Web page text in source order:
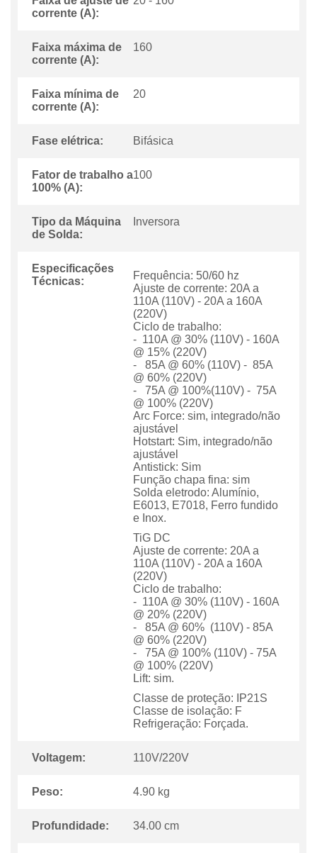
corrente (A):
Faixa máxima de
corrente (A):
160
Faixa mínima de
corrente (A):
20
Fase elétrica: Bifásica
Fator de trabalho a
100% (A):
100
Tipo da Máquina
de Solda:
Inversora
Especificações
Técnicas:
Frequência: 50/60 hz
Ajuste de corrente: 20A a
110A (110V) - 20A a 160A
(220V)
Ciclo de trabalho:
- 110A @ 30% (110V) - 160A
@ 15% (220V)
- 85A @ 60% (110V) - 85A
@ 60% (220V)
- 75A @ 100%(110V) - 75A
@ 100% (220V)
Arc Force: sim, integrado/não
ajustável
Hotstart: Sim, integrado/não
ajustável
Antistick: Sim
Função chapa fina: sim
Solda eletrodo: Alumínio,
E6013, E7018, Ferro fundido
e Inox.
TiG DC
Ajuste de corrente: 20A a
110A (110V) - 20A a 160A
(220V)
Ciclo de trabalho:
- 110A @ 30% (110V) - 160A
@ 20% (220V)
- 85A @ 60% (110V) - 85A
@ 60% (220V)
- 75A @ 100% (110V) - 75A
@ 100% (220V)
Lift: sim.
Classe de proteção: IP21S
Classe de isolação: F
Refrigeração: Forçada.
Voltagem: 110V/220V
Peso: 4.90 kg
Profundidade: 34.00 cm